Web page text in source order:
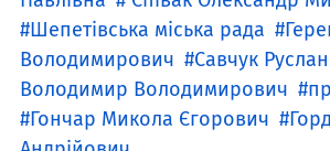
Шепетівська міська рада
Володимирович
Савчук Руслан
Володимир Володимирович
Гончар Микола Єгорович